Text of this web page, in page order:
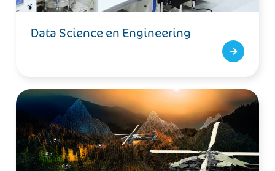
Data Science en Engineering